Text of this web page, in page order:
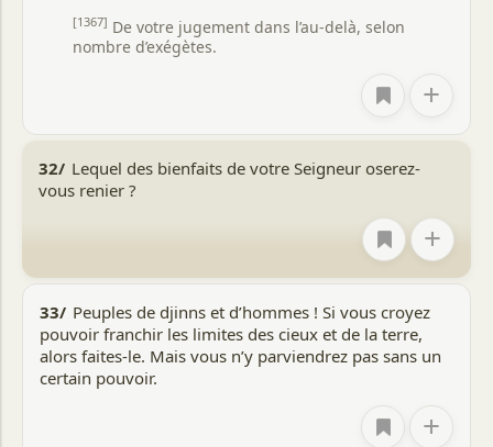
[1367] De votre jugement dans l’au-delà, selon
nombre d’exégètes.
+
32/ Lequel des bienfaits de votre Seigneur oserez-
vous renier ?
+
33/ Peuples de djinns et d’hommes ! Si vous croyez
pouvoir franchir les limites des cieux et de la terre,
alors faites-le. Mais vous n’y parviendrez pas sans un
certain pouvoir.
+